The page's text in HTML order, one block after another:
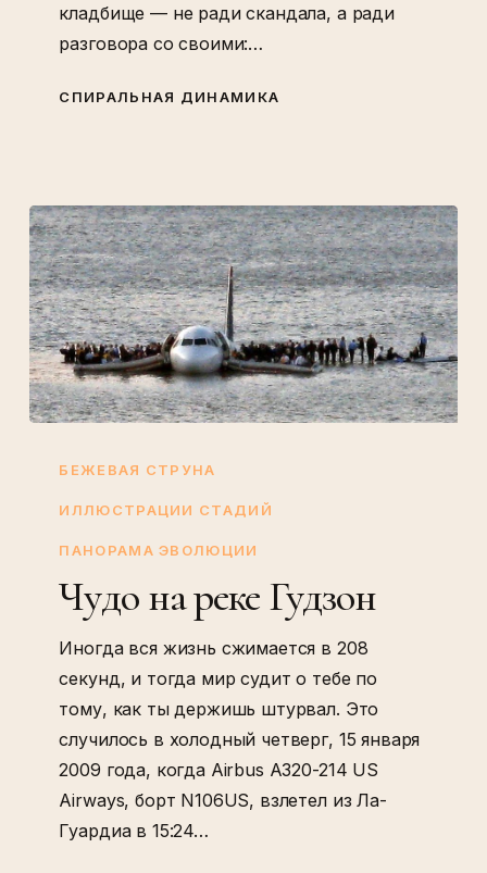
кладбище — не ради скандала, а ради
разговора со своими:…
СПИРАЛЬНАЯ ДИНАМИКА
БЕЖЕВАЯ СТРУНА
ИЛЛЮСТРАЦИИ СТАДИЙ
ПАНОРАМА ЭВОЛЮЦИИ
Чудо на реке Гудзон
Иногда вся жизнь сжимается в 208
секунд, и тогда мир судит о тебе по
тому, как ты держишь штурвал. Это
случилось в холодный четверг, 15 января
2009 года, когда Airbus A320-214 US
Airways, борт N106US, взлетел из Ла-
Гуардиа в 15:24…